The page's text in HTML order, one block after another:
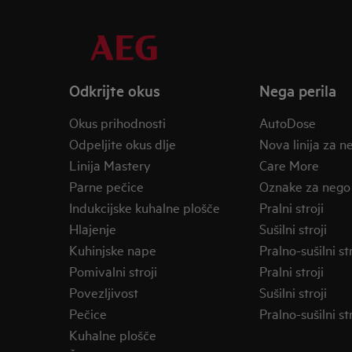
Odkrijte okus
Okus prihodnosti
Odpeljite okus dlje
Linija Mastery
Parne pečice
Indukcijske kuhalne plošče
Hlajenje
Kuhinjske nape
Pomivalni stroji
Povezljivost
Pečice
Kuhalne plošče
Nega perila
AutoDose
Nova linija za
Care More
Oznake za nego
Pralni stroji
Sušilni stroji
Pralno-sušilni
Pralni stroji
Sušilni stroji
Pralno-sušilni